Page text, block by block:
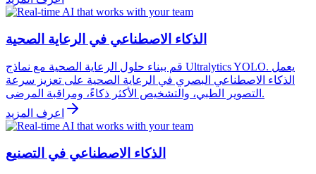
الذكاء الاصطناعي في الرعاية الصحية
قم ببناء حلول الرعاية الصحية مع نماذج Ultralytics YOLO. يعمل
الذكاء الاصطناعي البصري في الرعاية الصحية على تعزيز سرعة
التصوير الطبي، والتشخيص الأكثر ذكاءً، ومراقبة المرضى.
اعرف المزيد
الذكاء الاصطناعي في التصنيع